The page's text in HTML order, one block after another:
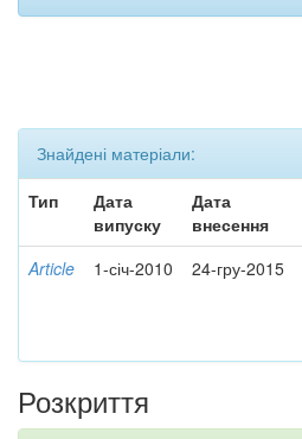
Знайдені матеріали:
Тип
Дата
випуску
Дата
внесення
Article 1-січ-2010 24-гру-2015
Розкриття